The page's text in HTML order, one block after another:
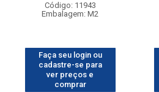
Código: 11943
Embalagem: M2
Faça seu login ou
cadastre-se para
ver preços e
comprar